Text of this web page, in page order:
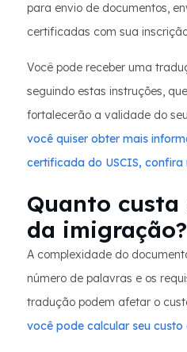
para envio de documentos,
certificadas com sua
Você pode receber uma
seguindo estas instruções,
fortalecerão a validade do
você quiser obter mais
certificada do USCIS, confira
Quanto
da imigração?
A complexidade do
número de palavras e os
tradução podem afetar o
você pode calcular seu custo